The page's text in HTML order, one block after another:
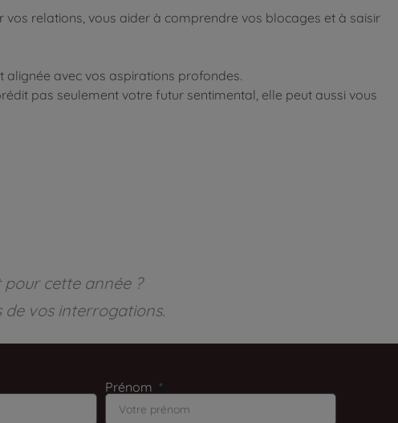
relations, vous aider à comprendre vos blocages et à saisir
alignée avec vos aspirations profondes.
pas seulement votre futur sentimental, elle peut aussi vous
pour cette année ?
vos interrogations.
Prénom